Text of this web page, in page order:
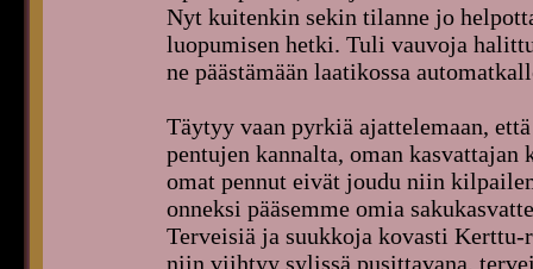
Nyt kuitenkin sekin tilanne jo
luopumisen hetki. Tuli vauvoja
ne päästämään laatikossa
Täytyy vaan pyrkiä ajattelemaan,
pentujen kannalta, oman
omat pennut eivät joudu niin
onneksi pääsemme omia
Terveisiä ja suukkoja kovasti
niin viihtyy sylissä pusittavana,